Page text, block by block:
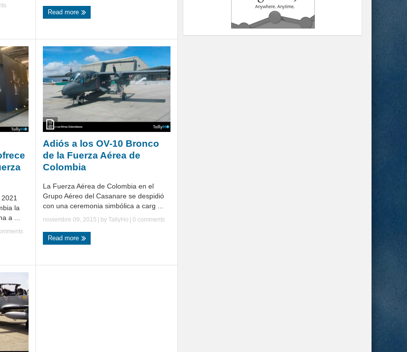
Read more
la
a ...
Adiós a los OV-10 Bronco
de la Fuerza Aérea de
Colombia
La Fuerza Aérea de Colombia en el
Grupo Aéreo del Casanare se despidió
con una ceremonia simbólica a carg ...
noviembre 09, 2015 | by TallyHo 0 comments
Read more